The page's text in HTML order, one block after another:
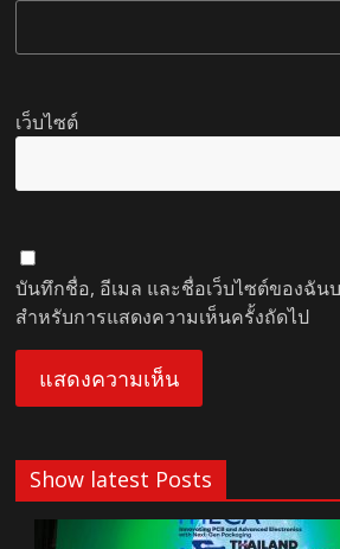
เว็บไซต์
บันทึกชื่อ, อีเมล และชื่อเว็บไซต์ของฉัน
สำหรับการแสดงความเห็นครั้งถัดไป
Show latest Posts